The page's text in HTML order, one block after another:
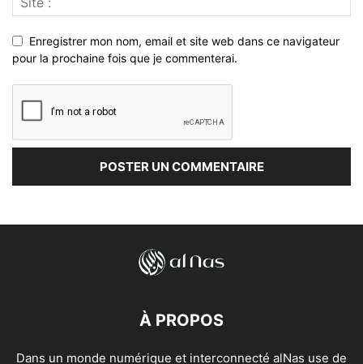
Enregistrer mon nom, email et site web dans ce navigateur
pour la prochaine fois que je commenterai.
À PROPOS
Dans un monde numérique et interconnecté alNas use de